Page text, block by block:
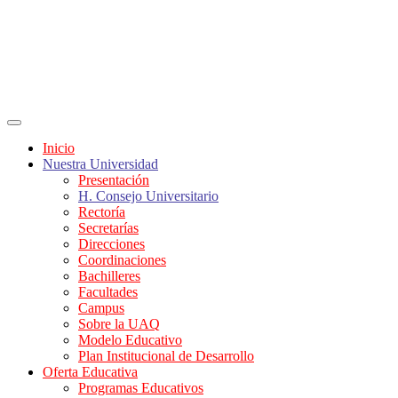
Inicio
Nuestra Universidad
Presentación
H. Consejo Universitario
Rectoría
Secretarías
Direcciones
Coordinaciones
Bachilleres
Facultades
Campus
Sobre la UAQ
Modelo Educativo
Plan Institucional de Desarrollo
Oferta Educativa
Programas Educativos